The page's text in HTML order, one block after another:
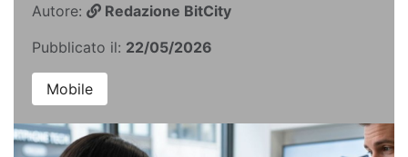
Autore:
Redazione BitCity
Pubblicato il: 22/05/2026
Mobile